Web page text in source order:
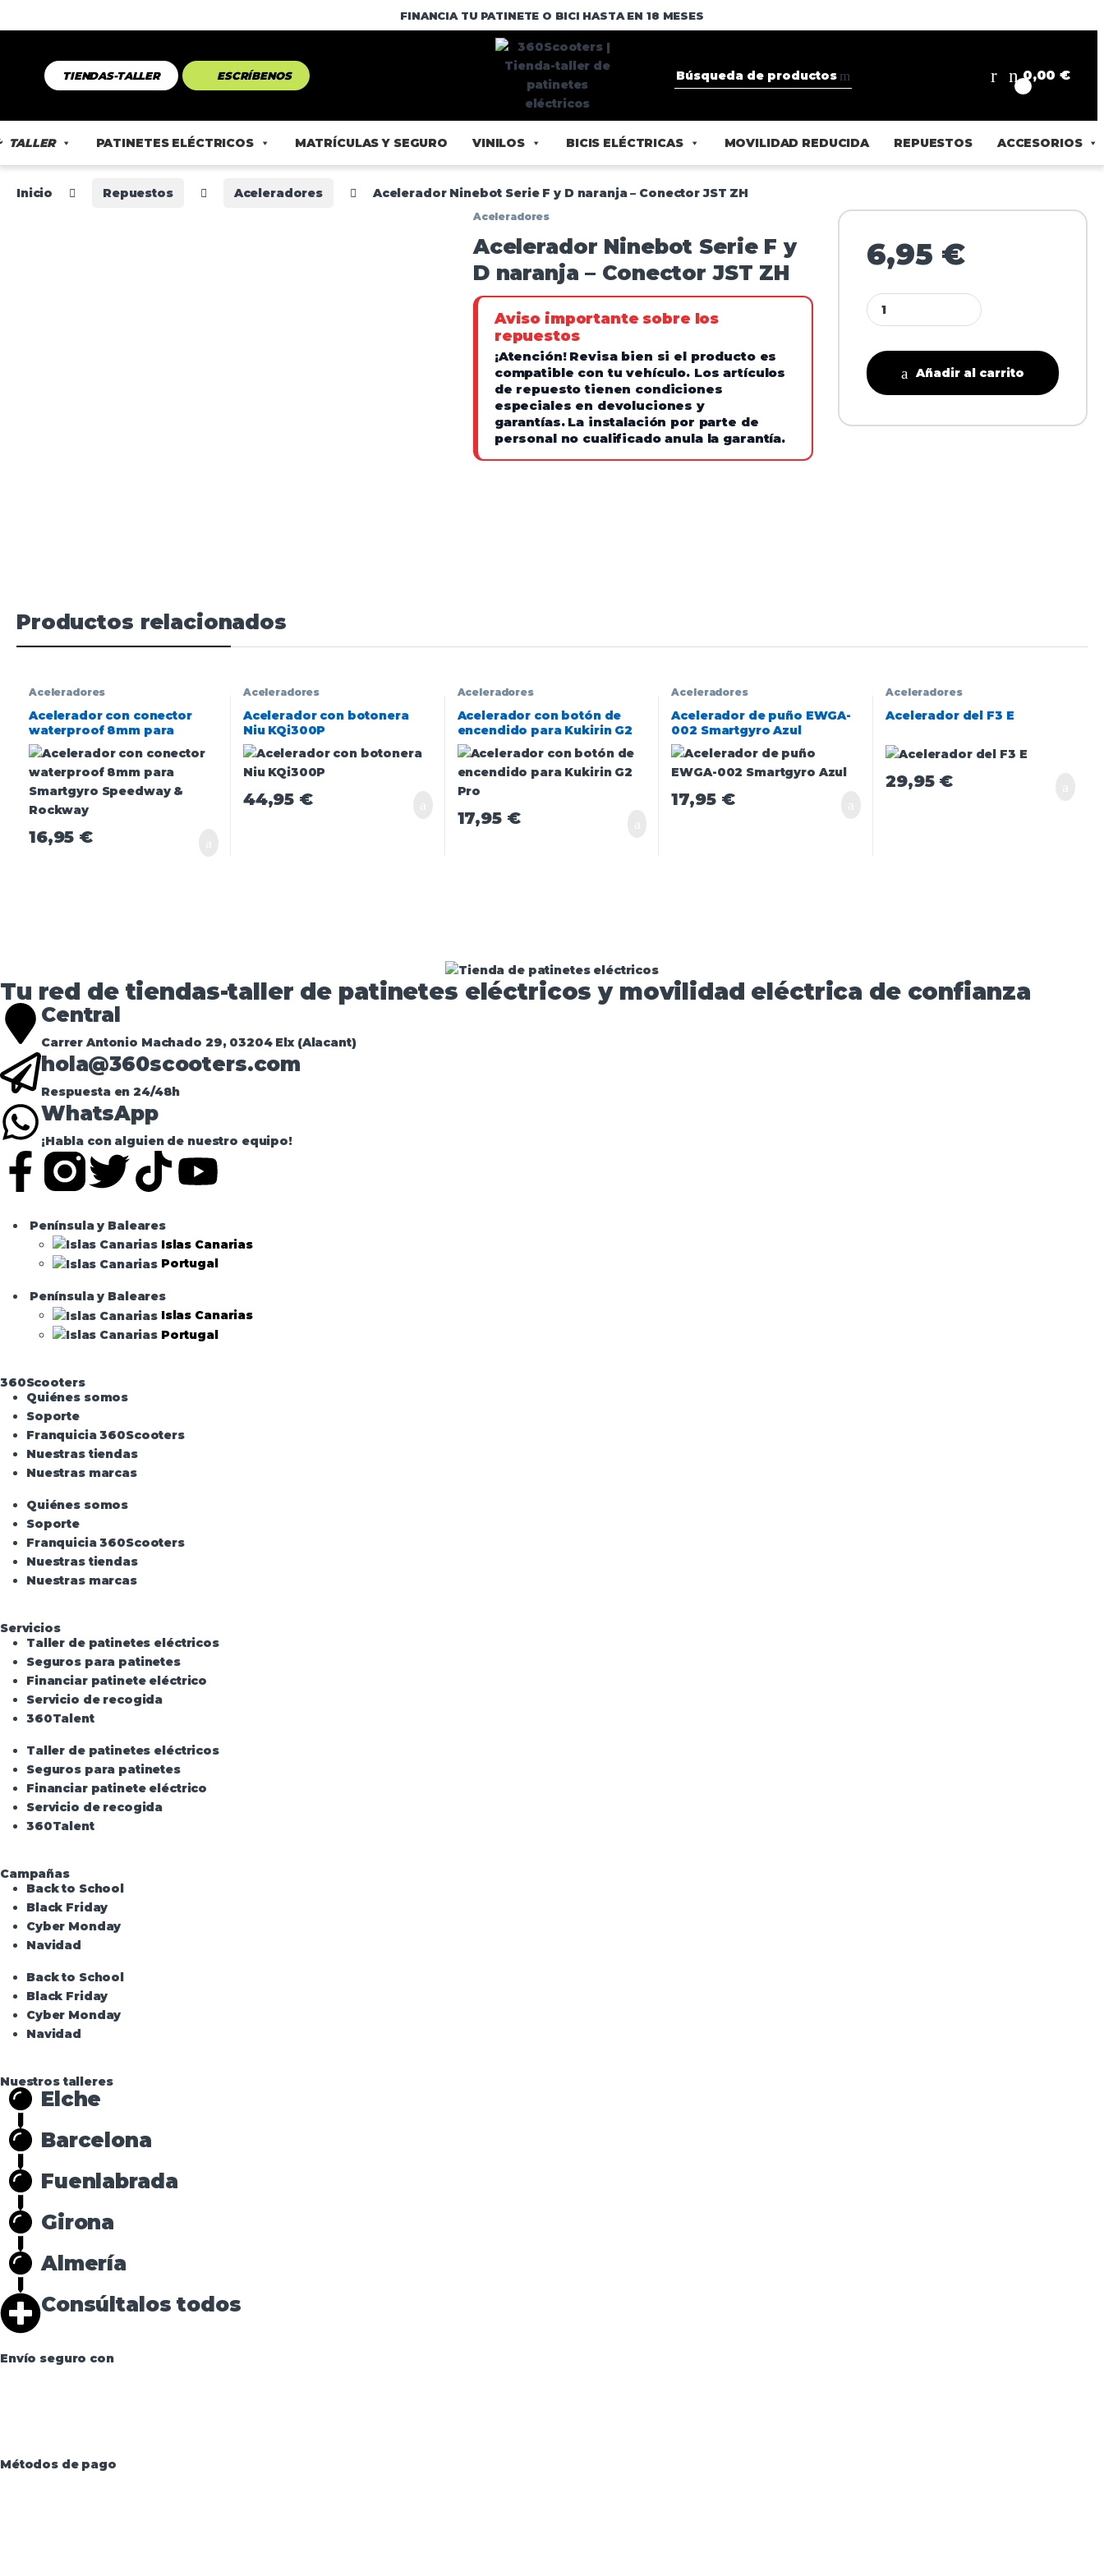
FINANCIA TU PATINETE O BICI HASTA EN 18 MESES
TIENDAS-TALLER ESCRÍBENOS 0,00€
TALLER PATINETES ELÉCTRICOS MATRÍCULAS Y SEGURO VINILOS BICIS ELÉCTRICAS MOVILIDAD REDUCIDA REPUESTOS ACCESORIOS
Inicio Repuestos Aceleradores Acelerador Ninebot Serie F y D naranja – Conector JST ZH
Aceleradores
Acelerador Ninebot Serie F y
D naranja – Conector JST ZH
Aviso importante sobre los
repuestos
¡Atención! Revisa bien si el producto es
compatible con tu vehículo. Los artículos
de repuesto tienen condiciones
especiales en devoluciones y
garantías. La instalación por parte de
personal no cualificado anula la garantía.
6,95 €
Añadir al carrito
Productos relacionados
Aceleradores
Acelerador con conector
waterproof 8mm para
Smartgyro Speedway &
Rockway
16,95 €
Aceleradores
Acelerador con botonera
Niu KQi300P
44,95 €
Aceleradores
Acelerador con botón de
encendido para Kukirin G2
Pro
17,95 €
Aceleradores
Acelerador de puño EWGA-
002 Smartgyro Azul
17,95 €
Aceleradores
Acelerador del F3 E
29,95 €
Tu red de tiendas-taller de patinetes eléctricos y movilidad eléctrica de confianza​
Central
Carrer Antonio Machado 29, 03204 Elx (Alacant)
hola@360scooters.com
Respuesta en 24/48h
WhatsApp
¡Habla con alguien de nuestro equipo!
Península y Baleares
Islas Canarias
Portugal
Península y Baleares
Islas Canarias
Portugal
360Scooters
Quiénes somos
Soporte
Franquicia 360Scooters
Nuestras tiendas
Nuestras marcas
Quiénes somos
Soporte
Franquicia 360Scooters
Nuestras tiendas
Nuestras marcas
Servicios
Taller de patinetes eléctricos
Seguros para patinetes
Financiar patinete eléctrico
Servicio de recogida
360Talent
Taller de patinetes eléctricos
Seguros para patinetes
Financiar patinete eléctrico
Servicio de recogida
360Talent
Campañas
Back to School
Black Friday
Cyber Monday
Navidad
Back to School
Black Friday
Cyber Monday
Navidad
Nuestros talleres
Elche
Barcelona
Fuenlabrada
Girona
Almería
Consúltalos todos
Envío seguro con
Métodos de pago